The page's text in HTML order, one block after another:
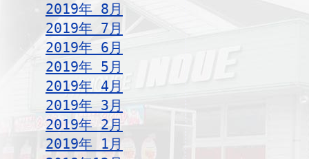
2019年 8月
2019年 7月
2019年 6月
2019年 5月
2019年 4月
2019年 3月
2019年 2月
2019年 1月